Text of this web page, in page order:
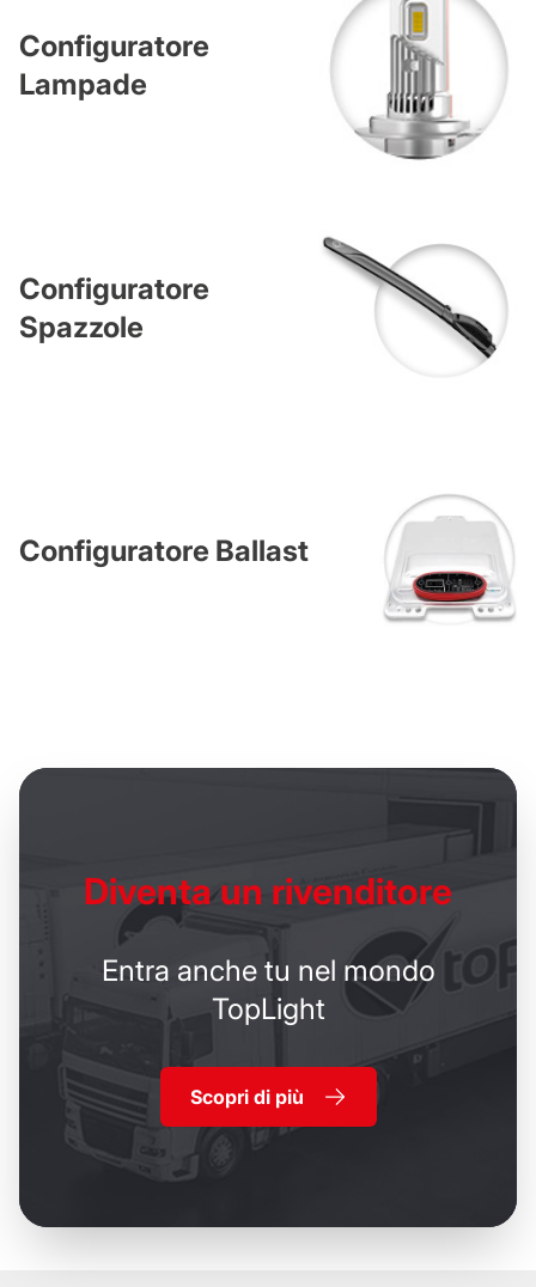
Configuratore
Lampade
Configuratore
Spazzole
Configuratore Ballast
Diventa un rivenditore
Entra anche tu nel mondo
TopLight
Scopri di più